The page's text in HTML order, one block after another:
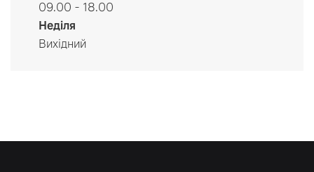
09.00 - 18.00
Неділя
Вихідний